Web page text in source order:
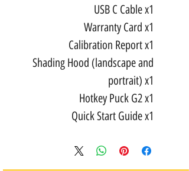
USB C Cable x1
Warranty Card x1
Calibration Report x1
Shading Hood (landscape and
portrait) x1
Hotkey Puck G2 x1
Quick Start Guide x1